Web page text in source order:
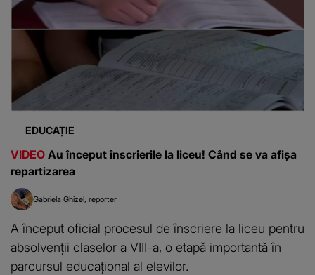
EDUCAȚIE
VIDEO Au început înscrierile la liceu! Când se va afișa
repartizarea
Gabriela Ghizel reporter
A început oficial procesul de înscriere la liceu pentru
absolvenții claselor a VIII-a, o etapă importantă în
parcursul educațional al elevilor.